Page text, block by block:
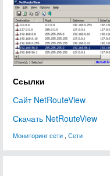
Ссылки
Сайт NetRouteView
Скачать NetRouteView
Мониторинг сети , Сети